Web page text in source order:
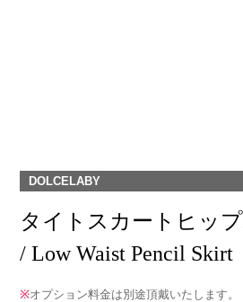
DOLCELABY
タイトスカートヒッ
/ Low Waist Pencil Skirt
※オプション料金は別途頂戴いたします。